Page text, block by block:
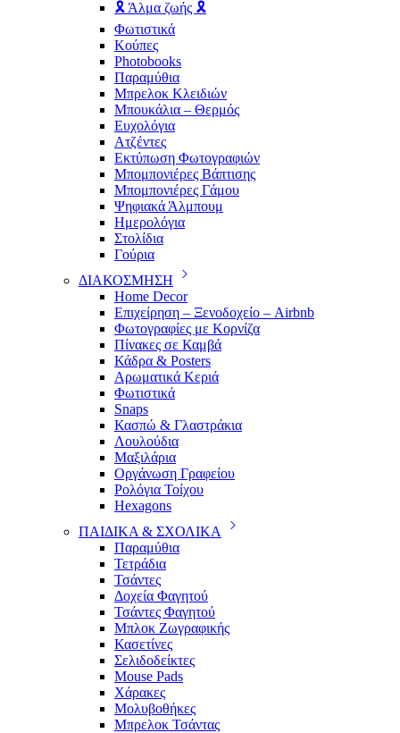
🎗️ Άλμα ζωής 🎗️
Φωτιστικά
Κούπες
Photobooks
Παραμύθια
Μπρελοκ Κλειδιών
Μπουκάλια – Θερμός
Ευχολόγια
Ατζέντες
Εκτύπωση Φωτογραφιών
Μπομπονιέρες Βάπτισης
Μπομπονιέρες Γάμου
Ψηφιακά Άλμπουμ
Ημερολόγια
Στολίδια
Γούρια
ΔΙΑΚΟΣΜΗΣΗ
Home Decor
Επιχείρηση – Ξενοδοχείο – Airbnb
Φωτογραφίες με Κορνίζα
Πίνακες σε Καμβά
Κάδρα & Posters
Αρωματικά Κεριά
Φωτιστικά
Snaps
Κασπώ & Γλαστράκια
Λουλούδια
Μαξιλάρια
Οργάνωση Γραφείου
Ρολόγια Τοίχου
Hexagons
ΠΑΙΔΙΚΑ & ΣΧΟΛΙΚΑ
Παραμύθια
Τετράδια
Τσάντες
Δοχεία Φαγητού
Τσάντες Φαγητού
Μπλοκ Ζωγραφικής
Κασετίνες
Σελιδοδείκτες
Mouse Pads
Χάρακες
Μολυβοθήκες
Μπρελοκ Τσάντας